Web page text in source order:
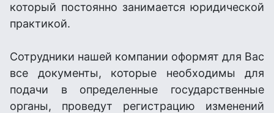
который постоянно занимается юридической
практикой.
Сотрудники нашей компании оформят для Вас
все документы, которые необходимы для
подачи в определенные государственные
органы, проведут регистрацию изменений